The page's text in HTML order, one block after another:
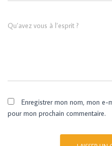
Qu’avez vous à l’esprit ?
Enregistrer mon nom, mon e-
pour mon prochain commentaire.